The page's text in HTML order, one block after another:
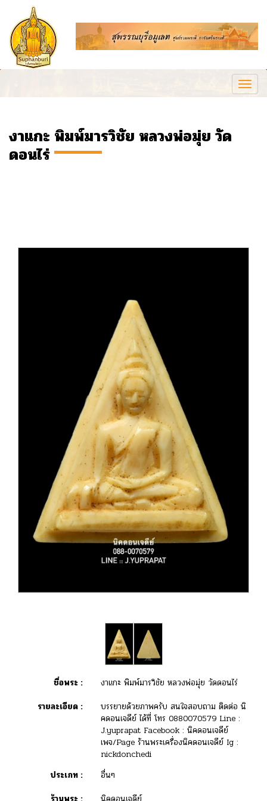
งาแกะ พิมพ์มารวิชัย หลวงพ่อมุ่ย วัด
ดอนไร่
ชื่อพระ :
งาแกะ พิมพ์มารวิชัย หลวงพ่อมุ่ย วัดดอนไร่
รายละเอียด :
บรรยายด้วยภาพครับ สนใจสอบถาม ติดต่อ นิ
คดอนเจดีย์ ได้ที่ โทร 0880070579 Line :
J.yuprapat Facebook : นิคดอนเจดีย์
เพจ/Page ร้านพระเครื่องนิคดอนเจดีย์ Ig :
nickdonchedi
ประเภท :
อื่นๆ